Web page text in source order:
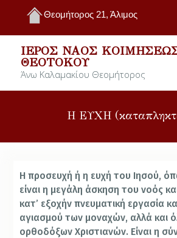
Θεομήτορος 21, Άλιμος
ΙΕΡΌΣ ΝΑΌΣ
ΘΕΟΤΌΚΟΥ
Άνω Καλαμακίου Θεομήτορος
Η ΕΥΧΗ
Η προσευχή ή η ευχή του Ιησού,
είναι η μεγάλη άσκηση του νοός
κατ’ εξοχήν πνευματική εργασία
αγιασμού των μοναχών, αλλά και
ορθοδόξων Χριστιανών. Είναι η